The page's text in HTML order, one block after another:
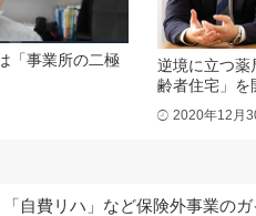
「事業所の二極
逆境に立つ薬
齢者住宅」を
2020年12月
「自費リハ」など保険外事業の